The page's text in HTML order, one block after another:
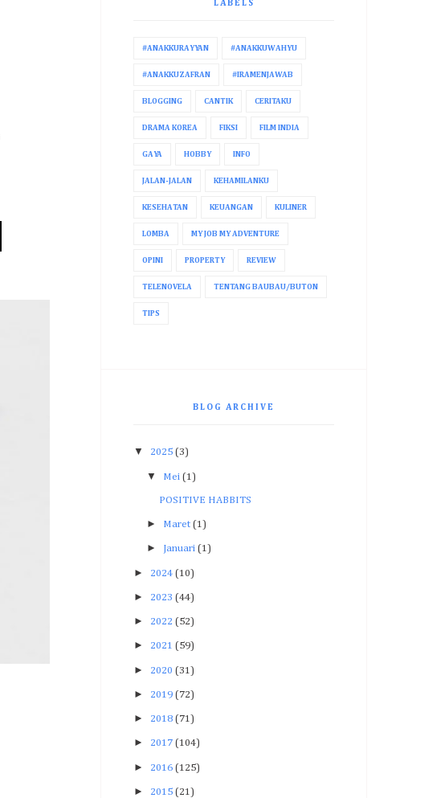
LABELS
#ANAKKURAYYAN #ANAKKUWAHYU
#ANAKKUZAFRAN #IRAMENJAWAB
BLOGGING CANTIK CERITAKU
DRAMA KOREA FIKSI FILM INDIA
GAYA HOBBY INFO
JALAN-JALAN KEHAMILANKU
KESEHATAN KEUANGAN KULINER
LOMBA MY JOB MY ADVENTURE
OPINI PROPERTY REVIEW
TELENOVELA TENTANG BAUBAU/BUTON
TIPS
BLOG ARCHIVE
▼ 2025 (3)
▼ Mei (1)
POSITIVE HABBITS
► Maret (1)
► Januari (1)
► 2024 (10)
► 2023 (44)
► 2022 (52)
► 2021 (59)
► 2020 (31)
► 2019 (72)
► 2018 (71)
► 2017 (104)
► 2016 (125)
► 2015 (21)